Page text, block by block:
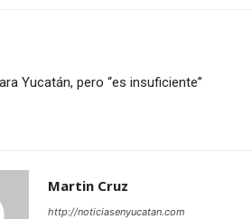
Yucatán, pero “es insuficiente”
Martin Cruz
http://noticiasenyucatan.com